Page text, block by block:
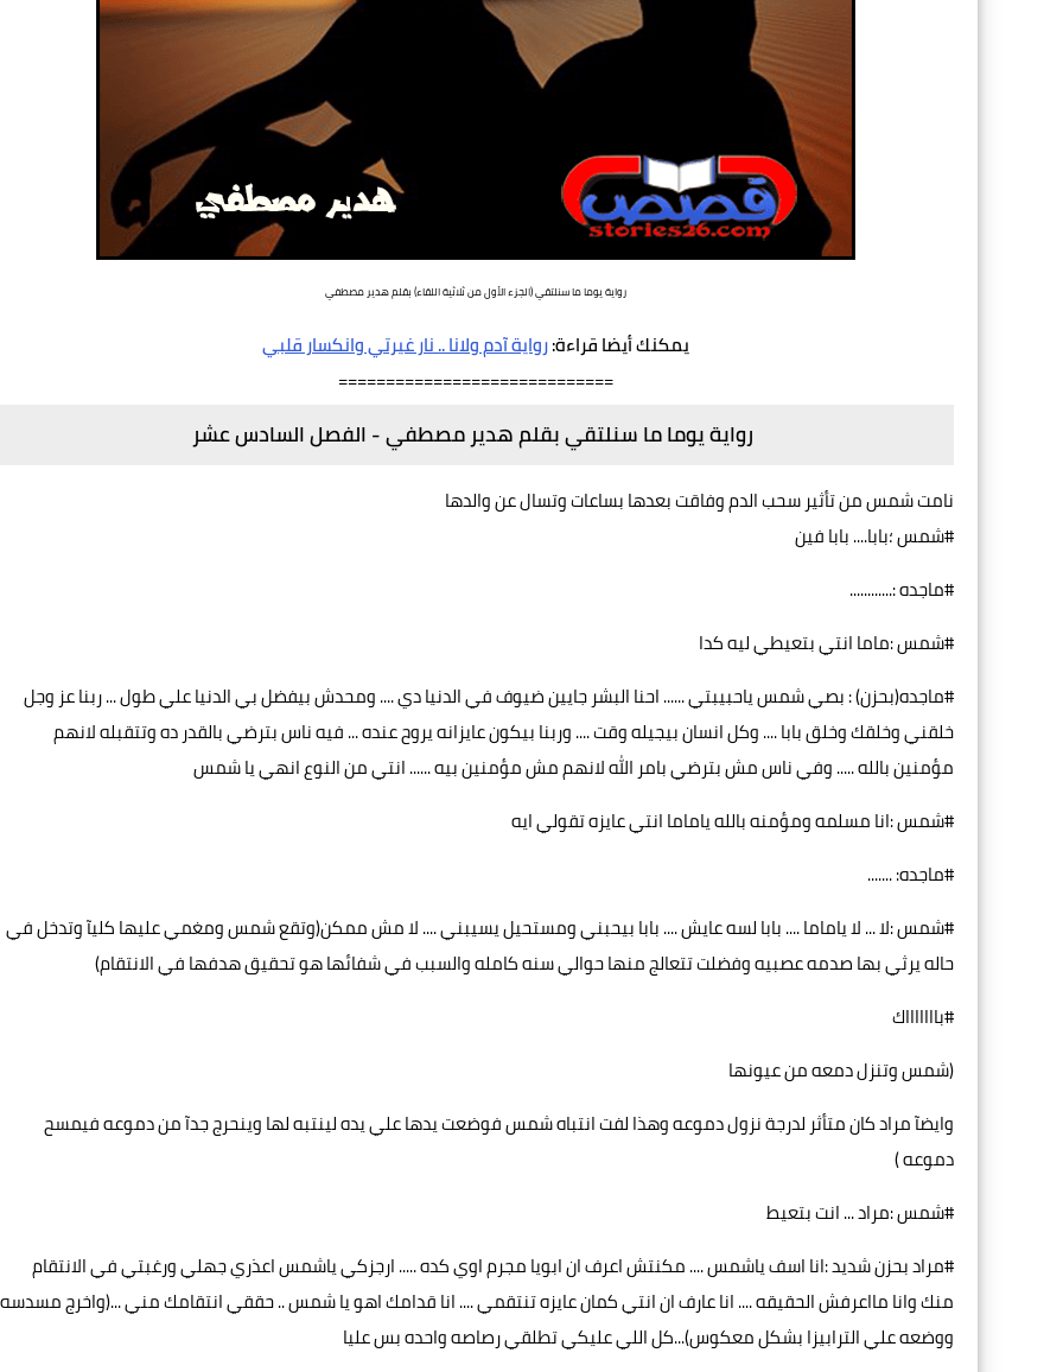
رواية يوما ما سنلتقي (الجزء الأول من ثلاثية اللقاء) بقلم هدير مصطفي
يمكنك أيضا قراءة:رواية آدم ولانا .. نار غيرتي وانكسار قلبي
=============================
رواية يوما ما سنلتقي بقلم هدير مصطفي - الفصل السادس عشر
نامت شمس من تأثير سحب الدم وفاقت بعدها بساعات وتسال عن والدها
#شمس ؛بابا.... بابا فين
#ماجده :............
#شمس :ماما انتي بتعيطي ليه كدا
#ماجده(بحزن) : بصي شمس ياحبيبتي ...... احنا البشر جايين ضيوف في الدنيا دي .... ومحدش بيفضل بي الدنيا علي طول ... ربنا عز وجل
خلقني وخلقك وخلق بابا .... وكل انسان بيجيله وقت .... وربنا بيكون عايزانه يروح عنده ... فيه ناس بترضي بالقدر ده وتتقبله لانهم
مؤمنين بالله ..... وفي ناس مش بترضي بامر الله لانهم مش مؤمنين بيه ...... انتي من النوع انهي يا شمس
#شمس :انا مسلمه ومؤمنه بالله ياماما انتي عايزه تقولي ايه
#ماجده: .......
#شمس :لا ... لا ياماما .... بابا لسه عايش .... بابا بيحبني ومستحيل يسيبني .... لا مش ممكن(وتقع شمس ومغمي عليها كليآ وتدخل في
حاله يرثي بها صدمه عصبيه وفضلت تتعالج منها حوالي سنه كامله والسبب في شفائها هو تحقيق هدفها في الانتقام)
#باااااااك
(شمس وتنزل دمعه من عيونها
وايضآ مراد كان متأثر لدرجة نزول دموعه وهذا لفت انتباه شمس فوضعت يدها علي يده لينتبه لها وينحرج جدآ من دموعه فيمسح
دموعه )
#شمس :مراد ... انت بتعيط
#مراد بحزن شديد :انا اسف ياشمس .... مكنتش اعرف ان ابويا مجرم اوي كده ..... ارجزكي ياشمس اعذري جهلي ورغبتي في الانتقام
منك وانا مااعرفش الحقيقه .... انا عارف ان انتي كمان عايزه تنتقمي .... انا قدامك اهو يا شمس .. حققي انتقامك مني ...(واخرج مسدسه
ووضعه علي الترابيزا بشكل معكوس)...كل اللي عليكي تطلقي رصاصه واحده بس عليا